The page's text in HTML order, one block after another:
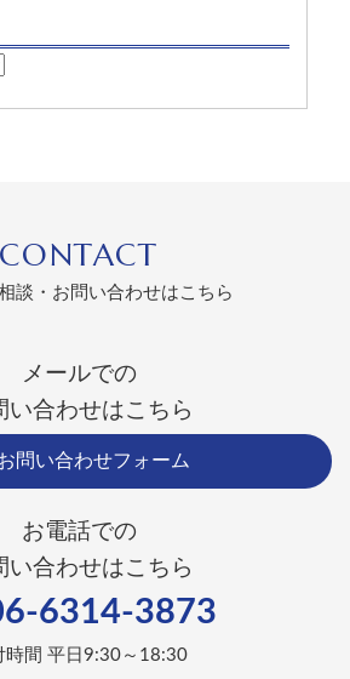
CONTACT
談・お問い合わせはこちら
メールでの
い合わせはこちら
問い合わせフォーム
お電話での
い合わせはこちら
6314-3873
時間 平日9:30～18:30